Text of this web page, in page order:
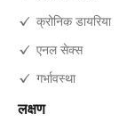
क्रोनिक डायरिया
एनल सेक्स
गर्भावस्था
लक्षण